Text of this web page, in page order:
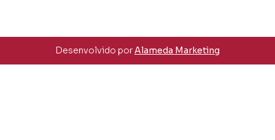
Desenvolvido porAlameda Marketing